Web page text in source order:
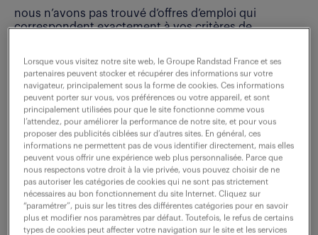
nous n’avons pas trouvé d’offres d’emploi qui
correspondent exactement à vos critères de
ne ratez aucune
opportunité.
recevez chaque semaine par mail les offres qui
correspondent à votre dernière recherche.
Lorsque vous visitez notre site web, le Groupe Randstad France et ses
partenaires peuvent stocker et récupérer des informations sur votre
navigateur, principalement sous la forme de cookies. Ces informations
peuvent porter sur vous, vos préférences ou votre appareil, et sont
principalement utilisées pour que le site fonctionne comme vous
l’attendez, pour améliorer la performance de notre site, et pour vous
proposer des publicités ciblées sur d’autres sites. En général, ces
informations ne permettent pas de vous identifier directement, mais elles
peuvent vous offrir une expérience web plus personnalisée. Parce que
nous respectons votre droit à la vie privée, vous pouvez choisir de ne
pas autoriser les catégories de cookies qui ne sont pas strictement
nécessaires au bon fonctionnement du site Internet. Cliquez sur
“paramétrer”, puis sur les titres des différentes catégories pour en savoir
plus et modifier nos paramètres par défaut. Toutefois, le refus de certains
types de cookies peut affecter votre navigation sur le site et les services